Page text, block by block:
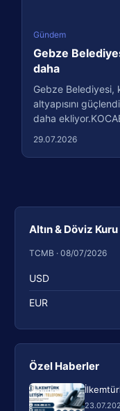
Altın & Döviz Kuru
TCMB · 08/07/2026
USD
EUR
Özel Haberler
Gündem
Gebze
daha
Gebze Belediyesi,
altyapısını
daha
29.07.2026